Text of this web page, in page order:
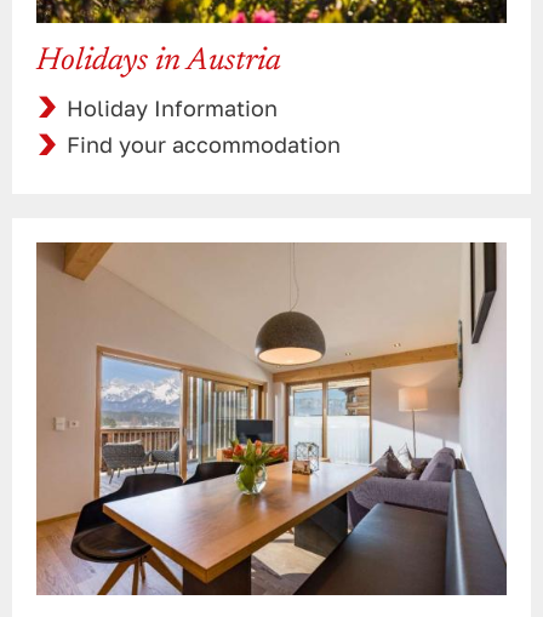
Holidays in Austria
Holiday Information
Find your accommodation